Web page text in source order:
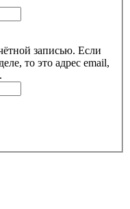
записью. Если
то это адрес email,